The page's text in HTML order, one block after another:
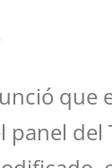
del